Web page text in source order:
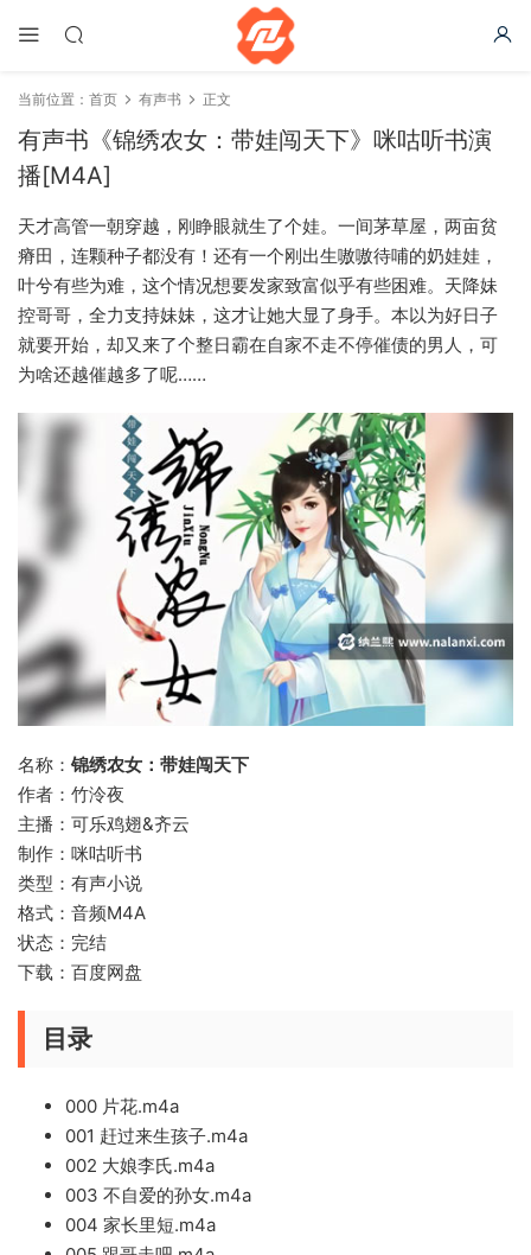
当前位置： 首页 有声书 正文
有声书《锦绣农女：带娃闯天下》咪咕听书演
播[M4A]
天才高管一朝穿越，刚睁眼就生了个娃。一间茅草屋，两亩贫
瘠田，连颗种子都没有！还有一个刚出生嗷嗷待哺的奶娃娃，
叶兮有些为难，这个情况想要发家致富似乎有些困难。天降妹
控哥哥，全力支持妹妹，这才让她大显了身手。本以为好日子
就要开始，却又来了个整日霸在自家不走不停催债的男人，可
为啥还越催越多了呢……
名称： 锦绣农女：带娃闯天下
作者：竹泠夜
主播：可乐鸡翅&齐云
制作：咪咕听书
类型：有声小说
格式：音频M4A
状态：完结
下载：百度网盘
目录
000 片花.m4a
001 赶过来生孩子.m4a
002 大娘李氏.m4a
003 不自爱的孙女.m4a
004 家长里短.m4a